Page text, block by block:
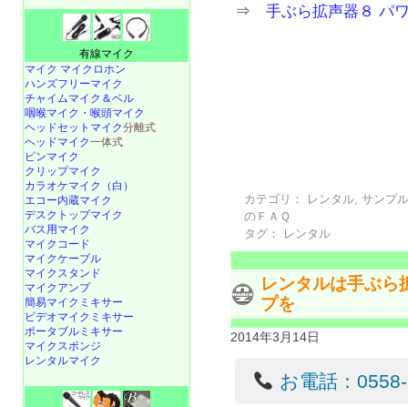
⇒手ぶら拡声器８ パ
カテゴリ： レンタル,サンプ
のＦＡＱ
タグ：
レンタル
レンタルは手ぶら
プを
2014年3月14日
お電話：
有線マイク
マイク マイクロホン
ハンズフリーマイク
チャイムマイク＆ベル
咽喉マイク・喉頭マイク
ヘッドセットマイク分離式
ヘッドマイク一体式
ピンマイク
クリップマイク
カラオケマイク（白）
エコー内蔵マイク
デスクトップマイク
バス用マイク
マイクコード
マイクケーブル
マイクスタンド
マイクアンプ
簡易マイクミキサー
ビデオマイクミキサー
ポータブルミキサー
マイクスポンジ
レンタルマイク